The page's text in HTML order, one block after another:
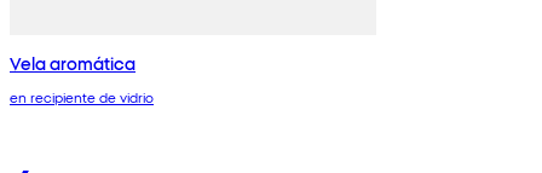
Vela aromática
en recipiente de vidrio